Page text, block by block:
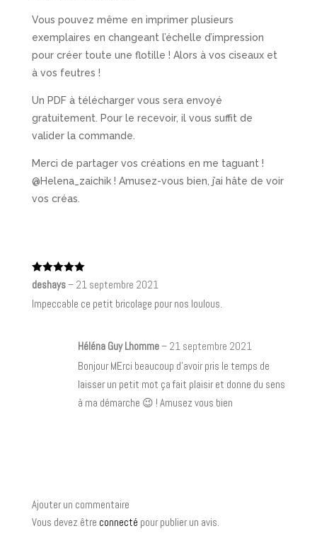
Vous pouvez même en imprimer plusieurs
exemplaires en changeant l’échelle d’impression
pour créer toute une flotille ! Alors à vos ciseaux et
à vos feutres !
Un PDF à télécharger vous sera envoyé
gratuitement. Pour le recevoir, il vous suffit de
valider la commande.
Merci de partager vos créations en me taguant !
@Helena_zaichik ! Amusez-vous bien, j’ai hâte de voir
vos créas.
Note5sur
5
deshays– 21 septembre 2021
Impeccable ce petit bricolage pour nos loulous.
Héléna Guy Lhomme– 21 septembre 2021
Bonjour MErci beaucoup d’avoir pris le temps de
laisser un petit mot ça fait plaisir et donne du sens
à ma démarche 😉 ! Amusez vous bien
Ajouter un commentaire
Vous devez être connecté pour publier un avis.